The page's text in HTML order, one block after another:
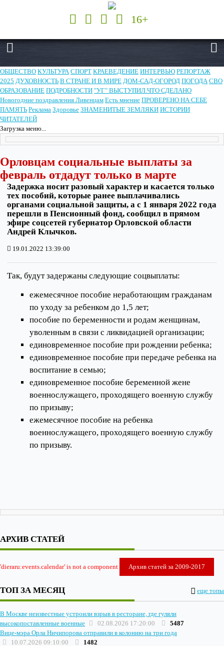
16+
ОБЩЕСТВО КУЛЬТУРА СПОРТ КРАЕВЕДЕНИЕ ИНТЕРВЬЮ РЕПОРТАЖ
2025 ДУХОВНОСТЬ В СТРАНЕ И В МИРЕ ДОМ-САД-ОГОРОД ПОГОДА СВО
ОБРАЗОВАНИЕ ПОДРОБНОСТИ "УГ" ВЫСТУПИЛ.ЧТО СДЕЛАНО
Новогодние поздравления Ливенцам Есть мнение ПРОВЕРЕНО НА СЕБЕ
ПАМЯТЬ Реклама Здоровье ЗНАМЕНИТЫЕ ЗЕМЛЯКИ ИСТОРИИ
ЧИТАТЕЛЕЙ
Загрузка меню...
Орловцам социальные выплаты за
февраль отдадут только в марте
Задержка носит разовый характер и касается только
тех пособий, которые ранее выплачивались
органами социальной защиты, а с 1 января 2022 года
перешли в Пенсионный фонд, сообщил в прямом
эфире соцсетей губернатор Орловской области
Андрей Клычков.
19.01.2022 13:39:00
Так, будут задержаны следующие соцвыплаты:
ежемесячное пособие неработающим гражданам
по уходу за ребенком до 1,5 лет;
пособие по беременности и родам женщинам,
уволенным в связи с ликвидацией организации;
единовременное пособие при рождении ребенка;
единовременное пособие при передаче ребенка на
воспитание в семью;
единовременное пособие беременной жене
военнослужащего, проходящего военную службу
по призыву;
ежемесячное пособие на ребенка
военнослужащего, проходящего военную службу
по призыву.
АРХИВ СТАТЕЙ
'dieraru:events.calendar' is not a component Архив статей за 2009-2017
ТОП ЗА МЕСЯЦ еще топы
В Москве неизвестные устроили взрыв в ресторане, где гуляли
высокопоставленные военные
02.08.2026 17:20:00
5487
Вице-мэра Орла Ничипорова отправили в колонию на три года
10.07.2026 09:10:00
1482